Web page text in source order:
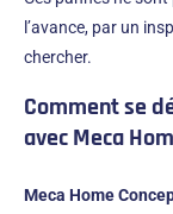
l’avance, par un
chercher.
Comment se
avec Meca
Meca Home